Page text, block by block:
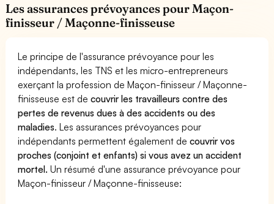
Les assurances prévoyances pour Maçon-
finisseur / Maçonne-finisseuse
Le principe de l'assurance prévoyance pour les
indépendants, les TNS et les micro-entrepreneurs
exerçant la profession de Maçon-finisseur / Maçonne-
finisseuse est decouvrir les travailleurs contre des
pertes de revenus dues à des accidents ou des
maladies. Les assurances prévoyances pour
indépendants permettent également decouvrir vos
proches (conjoint et enfants) si vous avez un accident
mortel. Un résumé d'une assurance prévoyance pour
Maçon-finisseur / Maçonne-finisseuse: